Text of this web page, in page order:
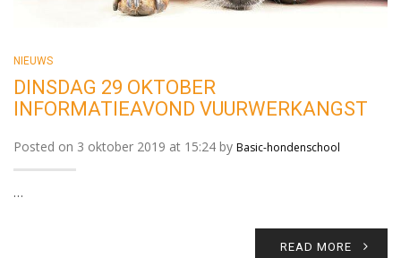
NIEUWS
DINSDAG 29 OKTOBER
INFORMATIEAVOND VUURWERKANGST
Posted on 3 oktober 2019 at 15:24 by Basic-hondenschool
…
READ MORE